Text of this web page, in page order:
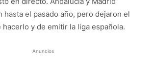
hasta el pasado año, pero dejaron el
hacerlo y de emitir la liga española.
Anuncios